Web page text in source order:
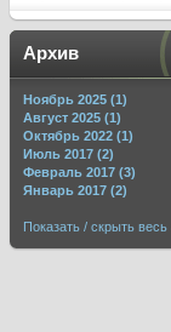
Архив
Ноябрь 2025 (1)
Август 2025 (1)
Октябрь 2022 (1)
Июль 2017 (2)
Февраль 2017 (3)
Январь 2017 (2)
Показать / скрыть весь